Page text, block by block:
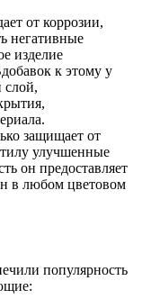
от коррозии,
негативные
изделие
к этому у
слой,
защищает от
улучшенные
он предоставляет
в любом цветовом
популярность